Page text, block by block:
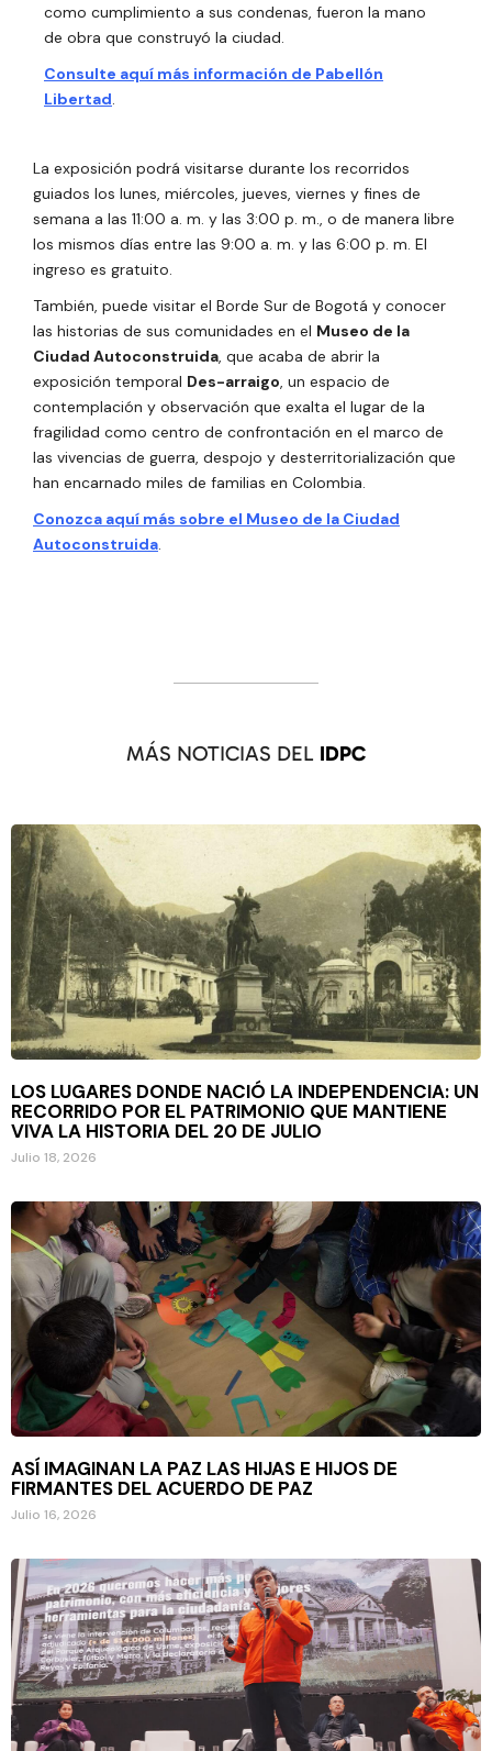
como cumplimiento a sus condenas, fueron la mano
de obra que construyó la ciudad.
Consulte aquí más información de Pabellón
Libertad.
La exposición podrá visitarse durante los recorridos
guiados los lunes, miércoles, jueves, viernes y fines de
semana a las 11:00 a. m. y las 3:00 p. m., o de manera libre
los mismos días entre las 9:00 a. m. y las 6:00 p. m. El
ingreso es gratuito.
También, puede visitar el Borde Sur de Bogotá y conocer
las historias de sus comunidades en el Museo de la
Ciudad Autoconstruida, que acaba de abrir la
exposición temporal Des-arraigo, un espacio de
contemplación y observación que exalta el lugar de la
fragilidad como centro de confrontación en el marco de
las vivencias de guerra, despojo y desterritorialización que
han encarnado miles de familias en Colombia.
Conozca aquí más sobre el Museo de la Ciudad
Autoconstruida.
MÁS NOTICIAS DEL IDPC
LOS LUGARES DONDE NACIÓ LA INDEPENDENCIA: UN
RECORRIDO POR EL PATRIMONIO QUE MANTIENE
VIVA LA HISTORIA DEL 20 DE JULIO
Julio 18, 2026
ASÍ IMAGINAN LA PAZ LAS HIJAS E HIJOS DE
FIRMANTES DEL ACUERDO DE PAZ
Julio 16, 2026